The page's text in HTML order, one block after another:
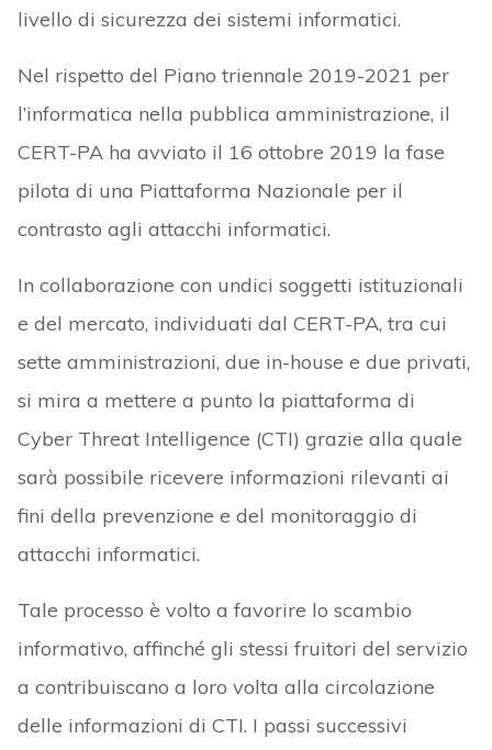
livello di sicurezza dei sistemi informatici.
Nel rispetto del Piano triennale 2019-2021 per
l’informatica nella pubblica amministrazione, il
CERT-PA ha avviato il 16 ottobre 2019 la fase
pilota di una Piattaforma Nazionale per il
contrasto agli attacchi informatici.
In collaborazione con undici soggetti istituzionali
e del mercato, individuati dal CERT-PA, tra cui
sette amministrazioni, due in-house e due privati,
si mira a mettere a punto la piattaforma di
Cyber Threat Intelligence (CTI) grazie alla quale
sarà possibile ricevere informazioni rilevanti ai
fini della prevenzione e del monitoraggio di
attacchi informatici.
Tale processo è volto a favorire lo scambio
informativo, affinché gli stessi fruitori del servizio
a contribuiscano a loro volta alla circolazione
delle informazioni di CTI. I passi successivi